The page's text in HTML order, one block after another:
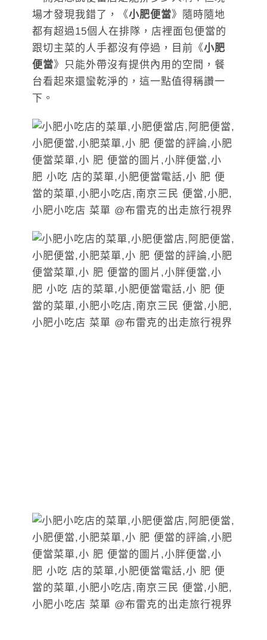
場才發現我錯了，《小肥便當》隨時隨地
都有超過15個人在排隊，店裡面包便當的
跟切主菜的人手都沒有停過，目前《小肥
便當》只能外帶沒有提供內用的空間，餐
台看起來還蠻乾淨的，這一點值得稱讚一
下。